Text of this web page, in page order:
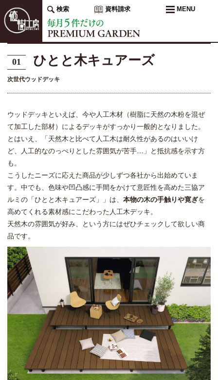
検索 資料請求 MENU
01 ひとと木キュアーズ
次世代ウッドデッキ
ウッドデッキといえば、今や人工木材（樹脂に天然の木粉を混ぜ
て加工した部材）によるデッキがすっかり一般的となりました。
とはいえ、「天然木と比べて人工木は耐久性があるのはいいけ
ど、人工的なのっぺりとした雰囲気が苦手…」と抵抗感を示す方
も。
こうしたニーズに応えた商品が少しずつ各社から出始めていま
す。中でも、色味や凹凸感に手間をかけて意匠性を高めた三協ア
ルミの「ひとと木キュアーズ」」は、 本物の木の手触りや寛ぎを
高めてくれる素材感にこだわった人工木デッキ。
天然木の雰囲気が好み、という方にはぜひチェックして欲しい商
品です。